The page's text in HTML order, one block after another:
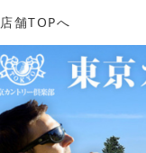
店舗TOPへ